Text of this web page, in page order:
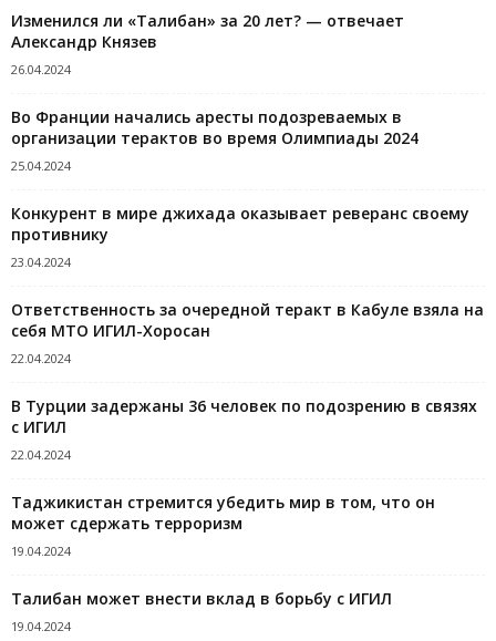
Изменился ли «Талибан» за 20 лет? — отвечает
Александр Князев
26.04.2024
Во Франции начались аресты подозреваемых в
организации терактов во время Олимпиады 2024
25.04.2024
Конкурент в мире джихада оказывает реверанс своему
противнику
23.04.2024
Ответственность за очередной теракт в Кабуле взяла на
себя МТО ИГИЛ-Хоросан
22.04.2024
В Турции задержаны 36 человек по подозрению в связях
с ИГИЛ
22.04.2024
Таджикистан стремится убедить мир в том, что он
может сдержать терроризм
19.04.2024
Талибан может внести вклад в борьбу с ИГИЛ
19.04.2024